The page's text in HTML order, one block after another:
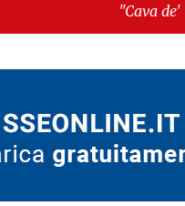
"Cava de' Tirreni, Caso
dimentica perché esiste"